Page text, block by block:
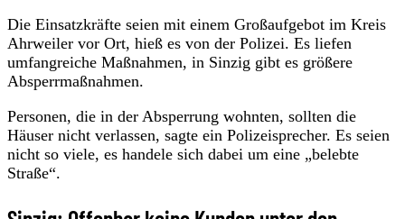
Die Einsatzkräfte seien mit einem Großaufgebot im Kreis
Ahrweiler vor Ort, hieß es von der Polizei. Es liefen
umfangreiche Maßnahmen, in Sinzig gibt es größere
Absperrmaßnahmen.
Personen, die in der Absperrung wohnten, sollten die
Häuser nicht verlassen, sagte ein Polizeisprecher. Es seien
nicht so viele, es handele sich dabei um eine „belebte
Straße“.